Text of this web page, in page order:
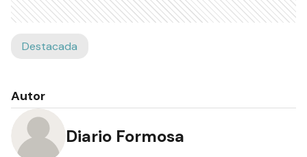
Destacada
Autor
Diario Formosa